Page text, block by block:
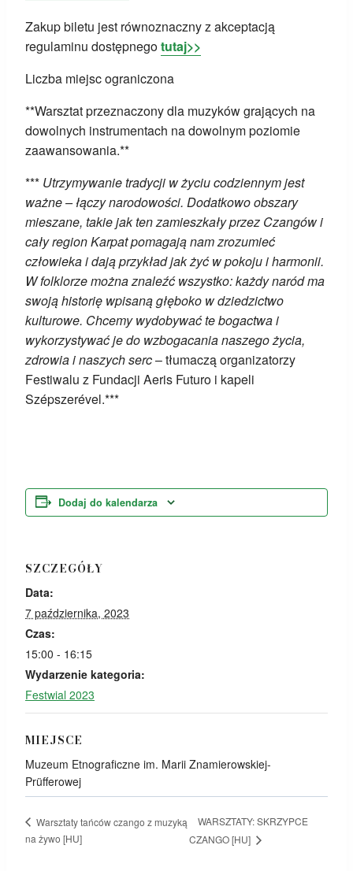
Zakup biletu jest równoznaczny z akceptacją
regulaminu dostępnegotutaj>>
Liczba miejsc ograniczona
**Warsztat przeznaczony dla muzyków grających na
dowolnych instrumentach na dowolnym poziomie
zaawansowania.**
*** Utrzymywanie tradycji w życiu codziennym jest
ważne – łączy narodowości. Dodatkowo obszary
mieszane, takie jak ten zamieszkały przez Czangów i
cały region Karpat pomagają nam zrozumieć
człowieka i dają przykład jak żyć w pokoju i harmonii.
W folklorze można znaleźć wszystko: każdy naród ma
swoją historię wpisaną głęboko w dziedzictwo
kulturowe. Chcemy wydobywać te bogactwa i
wykorzystywać je do wzbogacania naszego życia,
zdrowia i naszych serc– tłumaczą organizatorzy
Festiwalu z Fundacji Aeris Futuro i kapeli
Szépszerével.***
Dodaj do kalendarza
SZCZEGÓŁY
Data:
7 października, 2023
Czas:
15:00 - 16:15
Wydarzenie kategoria:
Festwial 2023
MIEJSCE
Muzeum Etnograficzne im. Marii Znamierowskiej-
Prüfferowej
Warsztaty tańców czango z muzyką
na żywo [HU]
WARSZTATY: SKRZYPCE
CZANGO [HU]